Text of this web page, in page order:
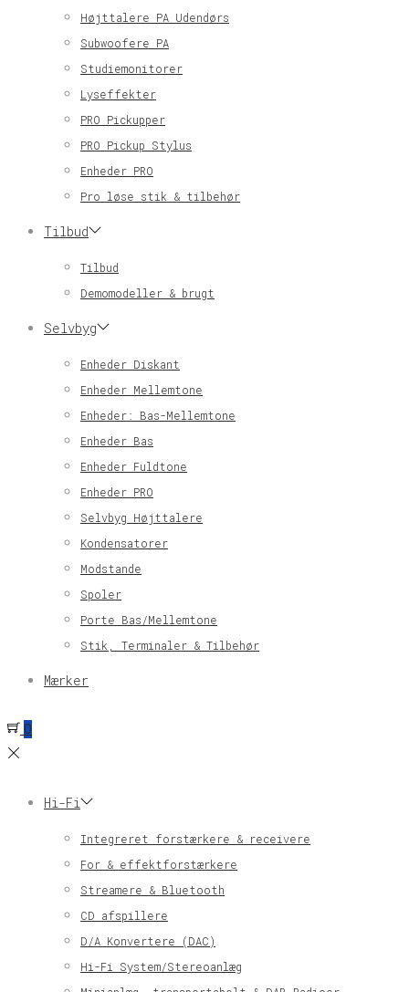
Højttalere PA Udendørs
Subwoofere PA
Studiemonitorer
Lyseffekter
PRO Pickupper
PRO Pickup Stylus
Enheder PRO
Pro løse stik & tilbehør
Tilbud
Tilbud
Demomodeller & brugt
Selvbyg
Enheder Diskant
Enheder Mellemtone
Enheder: Bas-Mellemtone
Enheder Bas
Enheder Fuldtone
Enheder PRO
Selvbyg Højttalere
Kondensatorer
Modstande
Spoler
Porte Bas/Mellemtone
Stik, Terminaler & Tilbehør
Mærker
0
Hi-Fi
Integreret forstærkere & receivere
For & effektforstærkere
Streamere & Bluetooth
CD afspillere
D/A Konvertere (DAC)
Hi-Fi System/Stereoanlæg